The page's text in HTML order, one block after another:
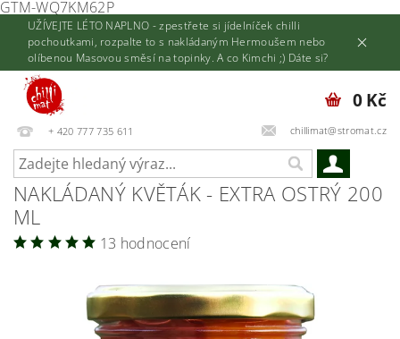
GTM-WQ7KM62P
UŽÍVEJTE LÉTO NAPLNO - zpestřete si jídelníček chilli
pochoutkami, rozpalte to s nakládaným Hermoušem nebo
olíbenou Masovou směsí na topinky. A co Kimchi ;) Dáte si?
+ 420 777 735 611 chillimat@stromat.cz
0 Kč
NAKLÁDANÝ KVĚTÁK - EXTRA OSTRÝ 200
ML
13 hodnocení